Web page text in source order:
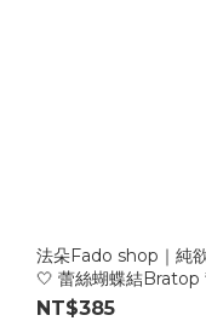
法朵Fado shop｜純
🤍 蕾絲蝴蝶結Bratop
+薄外 兩件組
NT$385